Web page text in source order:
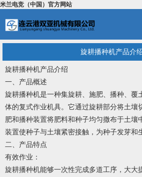
米兰电竞（中国）官方网站
旋耕播种机产品介
旋耕播种机产品介绍
一、产品概述
旋耕播种机是一种集旋耕、施肥、播种、覆
体的复式作业机具。它通过旋耕部分将土壤
肥和播种装置将肥料和种子均匀撒布于土壤
装置使种子与土壤紧密接触，为种子发芽和
二、产品特点
有效作业：
旋耕播种机能够一次性完成多道工序，大大